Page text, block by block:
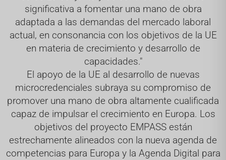
significativa a fomentar una mano de obra
adaptada a las demandas del mercado laboral
actual, en consonancia con los objetivos de la UE
en materia de crecimiento y desarrollo de
capacidades."
El apoyo de la UE al desarrollo de nuevas
microcredenciales subraya su compromiso de
promover una mano de obra altamente cualificada
capaz de impulsar el crecimiento en Europa. Los
objetivos del proyecto EMPASS están
estrechamente alineados con la nueva agenda de
competencias para Europa y la Agenda Digital para